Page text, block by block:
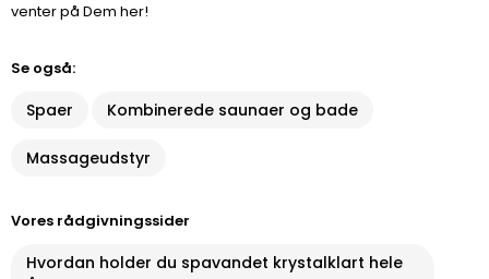
venter på Dem her!
Se også:
Spaer Kombinerede saunaer og bade
Massageudstyr
Vores rådgivningssider
Hvordan holder du spavandet krystalklart hele